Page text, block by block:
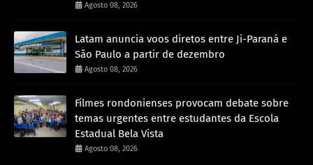
Agosto 08, 2026
Latam anuncia voos diretos entre Ji-Paraná e
São Paulo a partir de dezembro
Agosto 08, 2026
Filmes rondonienses provocam debate sobre
temas urgentes entre estudantes da Escola
Estadual Bela Vista
Agosto 08, 2026